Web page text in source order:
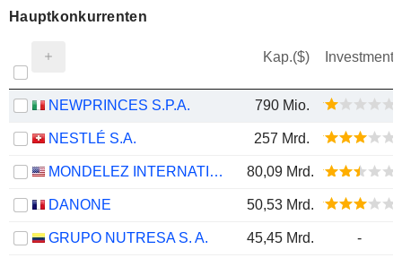
Hauptkonkurrenten
Kap.($) Investment
NEWPRINCES S.P.A. 790 Mio.
NESTLÉ S.A. 257 Mrd.
MONDELEZ INTERNATIONAL, INC. 80,09 Mrd.
DANONE 50,53 Mrd.
GRUPO NUTRESA S. A. 45,45 Mrd. -